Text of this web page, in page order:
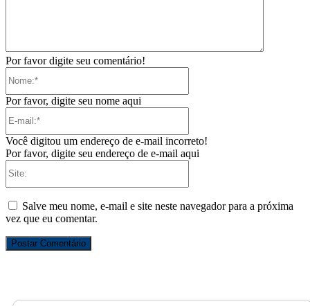
Por favor digite seu comentário!
Por favor, digite seu nome aqui
Você digitou um endereço de e-mail incorreto!
Por favor, digite seu endereço de e-mail aqui
Salve meu nome, e-mail e site neste navegador para a próxima
vez que eu comentar.